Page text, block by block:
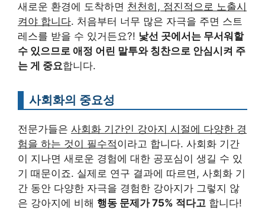
새로운 환경에 도착하면 천천히, 점진적으로 노출시
켜야 합니다. 처음부터 너무 많은 자극을 주면 스트
레스를 받을 수 있거든요?! 낯선 곳에서는 무서워할
수 있으므로 애정 어린 말투와 칭찬으로 안심시켜 주
는 게 중요합니다.
사회화의 중요성
전문가들은 사회화 기간인 강아지 시절에 다양한 경
험을 하는 것이 필수적이라고 합니다. 사회화 기간
이 지나면 새로운 경험에 대한 공포심이 생길 수 있
기 때문이죠. 실제로 연구 결과에 따르면, 사회화 기
간 동안 다양한 자극을 경험한 강아지가 그렇지 않
은 강아지에 비해 행동 문제가 75% 적다고 합니다!